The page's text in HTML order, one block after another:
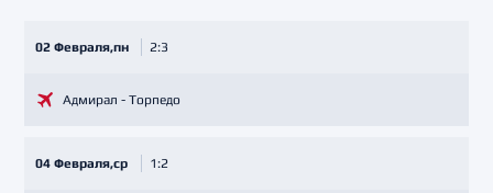
02 Февраля,пн 2:3
Адмирал - Торпедо
04 Февраля,ср 1:2